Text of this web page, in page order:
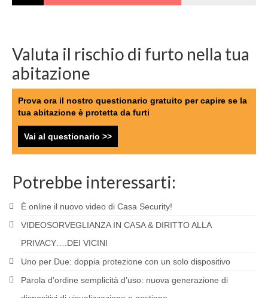
Valuta il rischio di furto nella tua
abitazione
Prova ora il nostro questionario gratuito per capire se la
tua abitazione è protetta da furti
Vai al questionario >>
Potrebbe interessarti:
È online il nuovo video di Casa Security!
VIDEOSORVEGLIANZA IN CASA & DIRITTO ALLA
PRIVACY….DEI VICINI
Uno per Due: doppia protezione con un solo dispositivo
Parola d’ordine semplicità d’uso: nuova generazione di